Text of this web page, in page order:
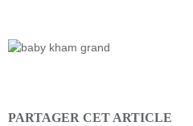
PARTAGER CET ARTICLE